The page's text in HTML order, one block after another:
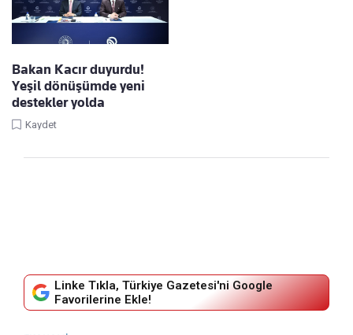
Bakan Kacır duyurdu!
Yeşil dönüşümde yeni
destekler yolda
Kaydet
Linke Tıkla, Türkiye Gazetesi'ni Google
Favorilerine Ekle!